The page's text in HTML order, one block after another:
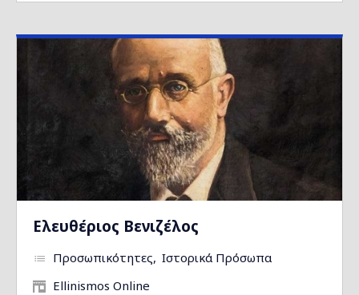
Ελευθέριος Βενιζέλος
Προσωπικότητες Ιστορικά Πρόσωπα
Ellinismos Online